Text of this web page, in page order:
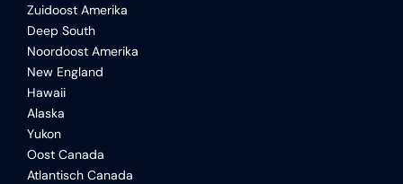
Zuidoost Amerika
Deep South
Noordoost Amerika
New England
Hawaii
Alaska
Yukon
Oost Canada
Atlantisch Canada